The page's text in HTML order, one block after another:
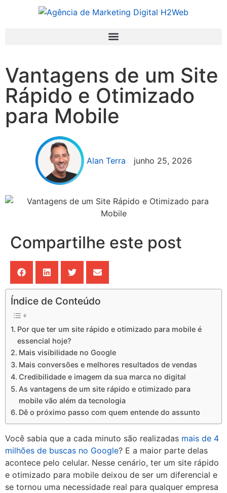
Vantagens de um Site
Rápido e Otimizado
para Mobile
Alan Terra junho 25, 2026
Compartilhe este post
Índice de Conteúdo
Por que ter um site rápido e otimizado para mobile é
essencial hoje?
Mais visibilidade no Google
Mais conversões e melhores resultados de vendas
Credibilidade e imagem da sua marca no digital
As vantagens de um site rápido e otimizado para
mobile vão além da tecnologia
Dê o próximo passo com quem entende do assunto
Você sabia que a cada minuto são realizadas mais de 4
milhões de buscas no Google? E a maior parte delas
acontece pelo celular. Nesse cenário, ter um site rápido
e otimizado para mobile deixou de ser um diferencial e
se tornou uma necessidade real para qualquer empresa